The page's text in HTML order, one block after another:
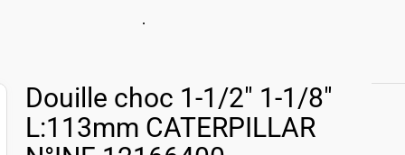
Douille choc 1-1/2" 1-1/8"
L:113mm CATERPILLAR